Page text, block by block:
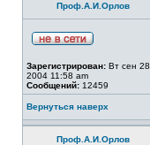
Проф.А.И.Орлов
Зарегистрирован: Вт сен 28,
2004 11:58 am
Сообщений: 12459
Вернуться наверх
Проф.А.И.Орлов